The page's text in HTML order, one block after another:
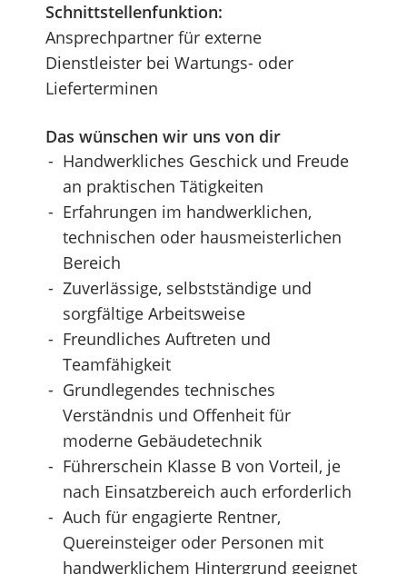
Schnittstellenfunktion:
Ansprechpartner für externe
Dienstleister bei Wartungs- oder
Lieferterminen
Das wünschen wir uns von dir
Handwerkliches Geschick und Freude
an praktischen Tätigkeiten
Erfahrungen im handwerklichen,
technischen oder hausmeisterlichen
Bereich
Zuverlässige, selbstständige und
sorgfältige Arbeitsweise
Freundliches Auftreten und
Teamfähigkeit
Grundlegendes technisches
Verständnis und Offenheit für
moderne Gebäudetechnik
Führerschein Klasse B von Vorteil, je
nach Einsatzbereich auch erforderlich
Auch für engagierte Rentner,
Quereinsteiger oder Personen mit
handwerklichem Hintergrund geeignet